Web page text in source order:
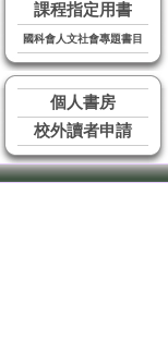
課程指定用書
國科會人文社會專題書目
個人書房
校外讀者申請